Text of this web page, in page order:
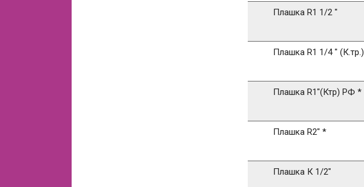
Плашка R1 1/2 "
Плашка R1 1/4 " (К.тр.)
Плашка R1"(Ктр) РФ *
Плашка R2" *
Плашка К 1/2"